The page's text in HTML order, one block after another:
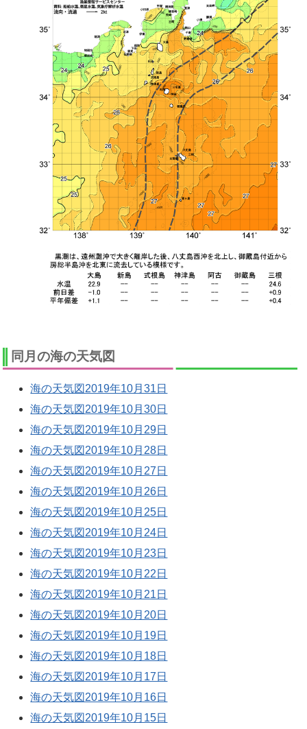
同月の海の天気図
海の天気図2019年10月31日
海の天気図2019年10月30日
海の天気図2019年10月29日
海の天気図2019年10月28日
海の天気図2019年10月27日
海の天気図2019年10月26日
海の天気図2019年10月25日
海の天気図2019年10月24日
海の天気図2019年10月23日
海の天気図2019年10月22日
海の天気図2019年10月21日
海の天気図2019年10月20日
海の天気図2019年10月19日
海の天気図2019年10月18日
海の天気図2019年10月17日
海の天気図2019年10月16日
海の天気図2019年10月15日